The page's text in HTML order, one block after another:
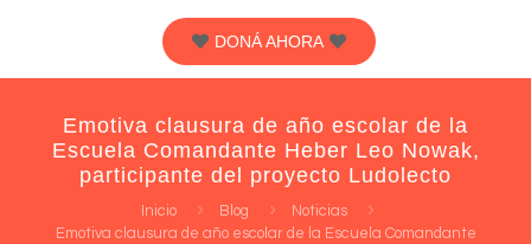
DONÁ AHORA
Emotiva clausura de año escolar de la
Escuela Comandante Heber Leo Nowak,
participante del proyecto Ludolecto
Inicio Blog
Noticias
Emotiva clausura de año escolar de la Escuela Comandante